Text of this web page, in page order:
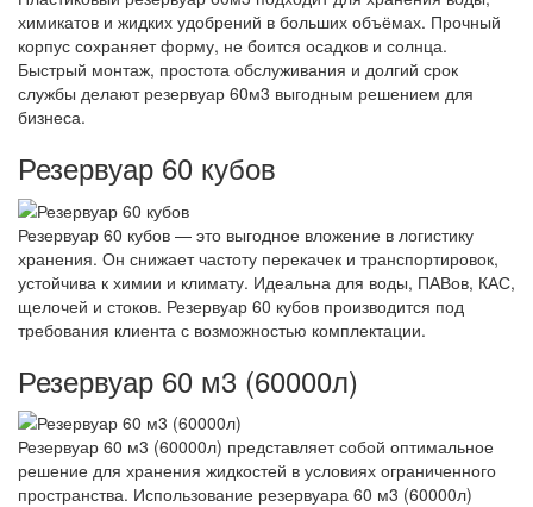
химикатов и жидких удобрений в больших объёмах. Прочный
корпус сохраняет форму, не боится осадков и солнца.
Быстрый монтаж, простота обслуживания и долгий срок
службы делают резервуар 60м3 выгодным решением для
бизнеса.
Резервуар 60 кубов
Резервуар 60 кубов — это выгодное вложение в логистику
хранения. Он снижает частоту перекачек и транспортировок,
устойчива к химии и климату. Идеальна для воды, ПАВов, КАС,
щелочей и стоков. Резервуар 60 кубов производится под
требования клиента с возможностью комплектации.
Резервуар 60 м3 (60000л)
Резервуар 60 м3 (60000л) представляет собой оптимальное
решение для хранения жидкостей в условиях ограниченного
пространства. Использование резервуара 60 м3 (60000л)